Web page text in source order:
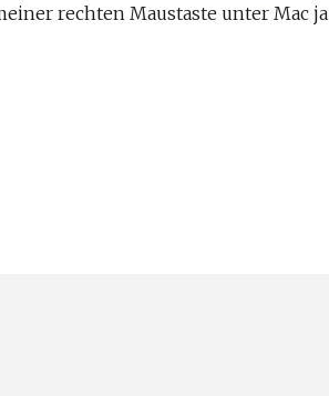
rechten Maustaste unter Mac